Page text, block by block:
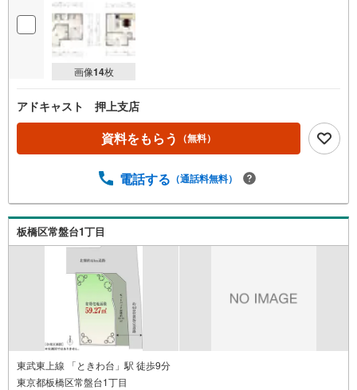
画像14枚
アドキャスト 押上支店
資料をもらう （無料）
電話する （通話料無料）
板橋区常盤台1丁目
東武東上線 「ときわ台」駅 徒歩9分
東京都板橋区常盤台1丁目